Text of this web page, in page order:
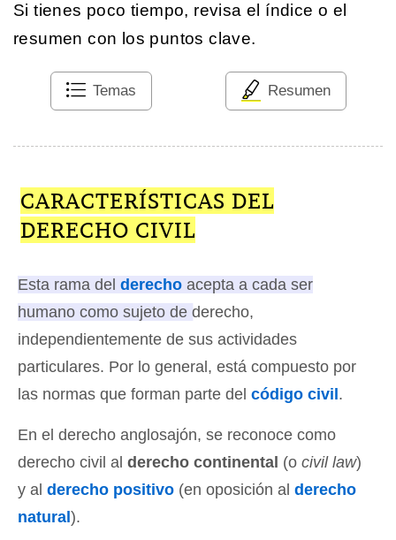
Si tienes poco tiempo, revisa el índice o el
resumen con los puntos clave.
Temas Resumen
CARACTERÍSTICAS DEL
DERECHO CIVIL
Esta rama del derecho acepta a cada ser
humano como sujeto de derecho,
independientemente de sus actividades
particulares. Por lo general, está compuesto por
las normas que forman parte del código civil .
En el derecho anglosajón, se reconoce como
derecho civil al derecho continental (o civil law)
y al derecho positivo (en oposición al derecho
natural ).